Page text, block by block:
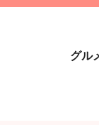
グル